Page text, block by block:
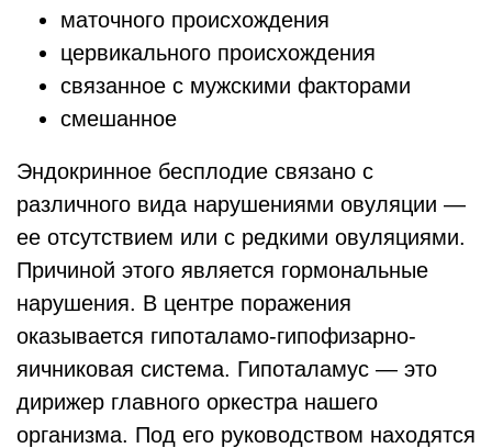
маточного происхождения
цервикального происхождения
связанное с мужскими факторами
смешанное
Эндокринное бесплодие связано с
различного вида нарушениями овуляции —
ее отсутствием или с редкими овуляциями.
Причиной этого является гормональные
нарушения. В центре поражения
оказывается гипоталамо-гипофизарно-
яичниковая система. Гипоталамус — это
дирижер главного оркестра нашего
организма. Под его руководством находятся